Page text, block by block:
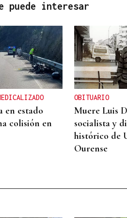
puede interesar
en estado
colisión en
OBITUARIO
Muere Luis
socialista y
histórico de
Ourense